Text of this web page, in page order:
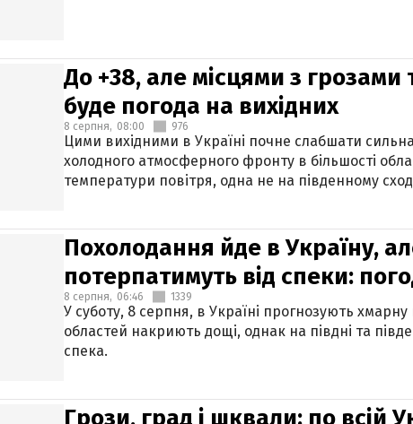
До +38, але місцями з
буде погода на вихідних
8 серпня, 08:00 976
Цими вихідними в Україні почне слабшати
холодного атмосферного фронту в більшості
температури повітря, одна не на південному
Похолодання йде в Україну,
потерпатимуть від спеки:
8 серпня, 06:46 1339
У суботу, 8 серпня, в Україні прогнозують
областей накриють дощі, однак на півдні та
спека.
Грози, град і шквали: по всій